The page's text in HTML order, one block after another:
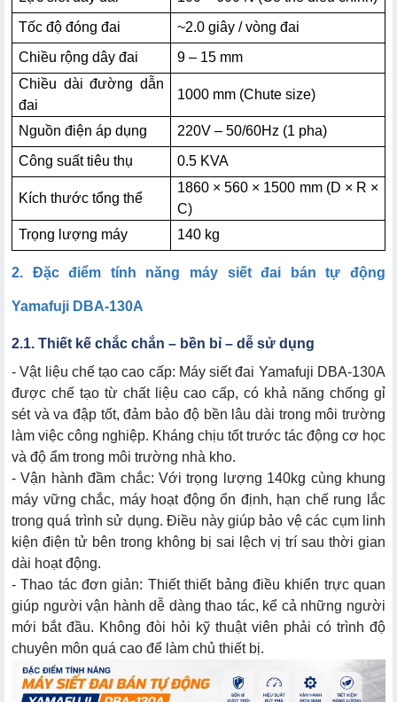
Tốc độ đóng đai
~2.0 giây / vòng đai
Chiều rộng dây đai
9 – 15 mm
Chiều dài đường dẫn
đai
1000 mm (Chute size)
Nguồn điện áp dụng
220V – 50/60Hz (1 pha)
Công suất tiêu thụ
0.5 KVA
Kích thước tổng thể
1860 × 560 × 1500 mm (D × R ×
C)
Trọng lượng máy
140 kg
2. Đặc điểm tính năng máy siết đai bán tự động
Yamafuji DBA-130A
2.1. Thiết kế chắc chắn – bền bỉ – dễ sử dụng
- Vật liệu chế tạo cao cấp: Máy siết đai Yamafuji DBA-130A
được chế tạo từ chất liệu cao cấp, có khả năng chống gỉ
sét và va đập tốt, đảm bảo độ bền lâu dài trong môi trường
làm việc công nghiệp. Kháng chịu tốt trước tác động cơ học
và độ ẩm trong môi trường nhà kho.
- Vận hành đầm chắc: Với trọng lượng 140kg cùng khung
máy vững chắc, máy hoạt động ổn định, hạn chế rung lắc
trong quá trình sử dụng. Điều này giúp bảo vệ các cụm linh
kiện điện tử bên trong không bị sai lệch vị trí sau thời gian
dài hoạt động.
- Thao tác đơn giản: Thiết thiết bảng điều khiển trực quan
giúp người vận hành dễ dàng thao tác, kể cả những người
mới bắt đầu. Không đòi hỏi kỹ thuật viên phải có trình độ
chuyên môn quá cao để làm chủ thiết bị.